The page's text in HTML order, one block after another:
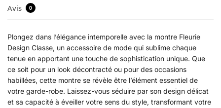
Avis 0
Plongez dans l’élégance intemporelle avec la montre Fleurie
Design Classe, un accessoire de mode qui sublime chaque
tenue en apportant une touche de sophistication unique. Que
ce soit pour un look décontracté ou pour des occasions
habillées, cette montre se révèle être l’élément essentiel de
votre garde-robe. Laissez-vous séduire par son design délicat
et sa capacité à éveiller votre sens du style, transformant votre